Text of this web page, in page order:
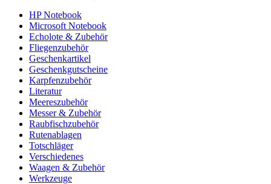
HP Notebook
Microsoft Notebook
Echolote & Zubehör
Fliegenzubehör
Geschenkartikel
Geschenkgutscheine
Karpfenzubehör
Literatur
Meereszubehör
Messer & Zubehör
Raubfischzubehör
Rutenablagen
Totschläger
Verschiedenes
Waagen & Zubehör
Werkzeuge